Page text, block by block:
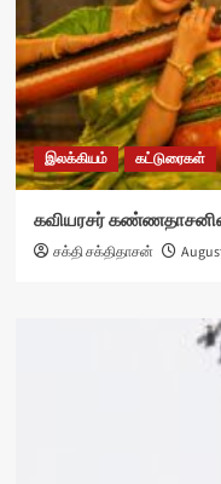
இலக்கியம் கட்டுரைகள்
கவியரசர்
சக்தி சக்திதாசன்